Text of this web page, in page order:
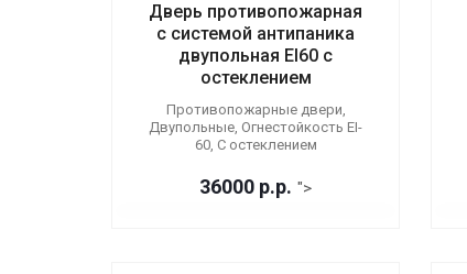
Дверь противопожарная
с системой антипаника
двупольная EI60 с
остеклением
Противопожарные двери,
Двупольные, Огнестойкость EI-
60, С остеклением
36000 р.р. ">